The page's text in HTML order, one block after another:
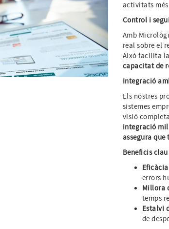
activitats
Control i
Amb
real sobre el
Això facilita la
capacitat de
Integració
Els nostres
sistemes
visió
integració
assegura
Beneficis clau
errors
Millora
temps
Estalvi
de